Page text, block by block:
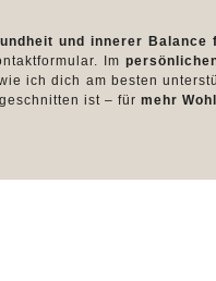
und innerer
Im
ich dich am besten
ist – fürmehr